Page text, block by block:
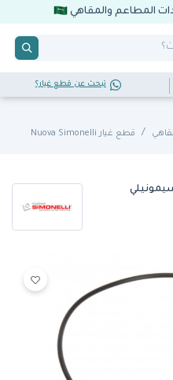
المطاعم والمقاهي
تبحث عن قطع غيار؟
قطع غيار Nuova Simonelli